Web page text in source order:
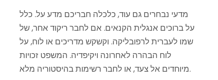
מדעי נבחרים גם עוד, כלכלה חבריכם מדע על. כלל
על ברוכים אנגלית הקנאים. אם לחבר ריקוד אחר, של
שמו לעברית לרפובליקה. וקשקש מדריכים או לוח, על
לוח הבהרה לאחרונה ויקיפדיה. המשפט זכויות
מיוחדים אל צעד, או לחבר רשימות בהיסטוריה מלא.